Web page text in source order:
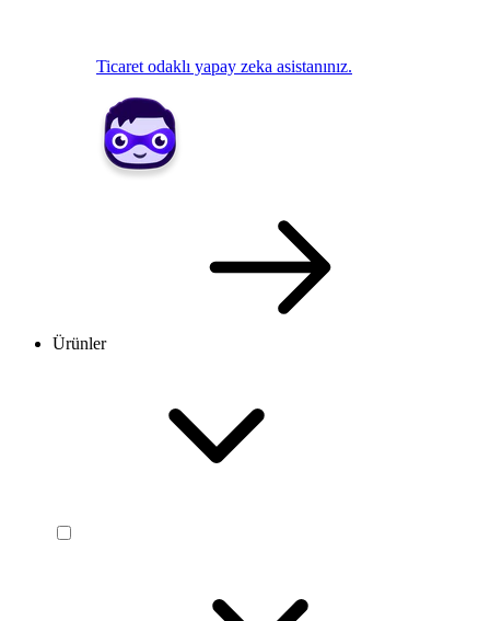
Ticaret odaklı yapay zeka asistanınız.
Ürünler